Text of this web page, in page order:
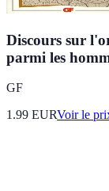
Discours sur
parmi les
GF
1.99 EURVoir le